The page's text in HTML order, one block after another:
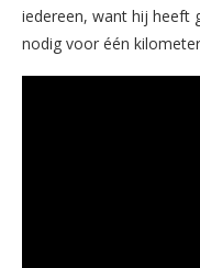
iedereen, want hij heeft
nodig voor één